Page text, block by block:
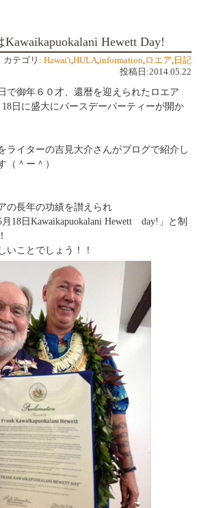
Kawaikapuokalani Hewett Day!
カテゴリ: Hawai'i,HULA,information,ロエア, 日記
投稿日:2014.05.22
で御年６０才、還暦を迎えられたロエア
日に盛大にバースデーパーティーが開か
ライターの吉見大介さんがブログで紹介し
（＾ー＾）
の長年の功績を讃えられ
18日Kawaikapuokalani Hewett day!」と制
いことでしょう！！